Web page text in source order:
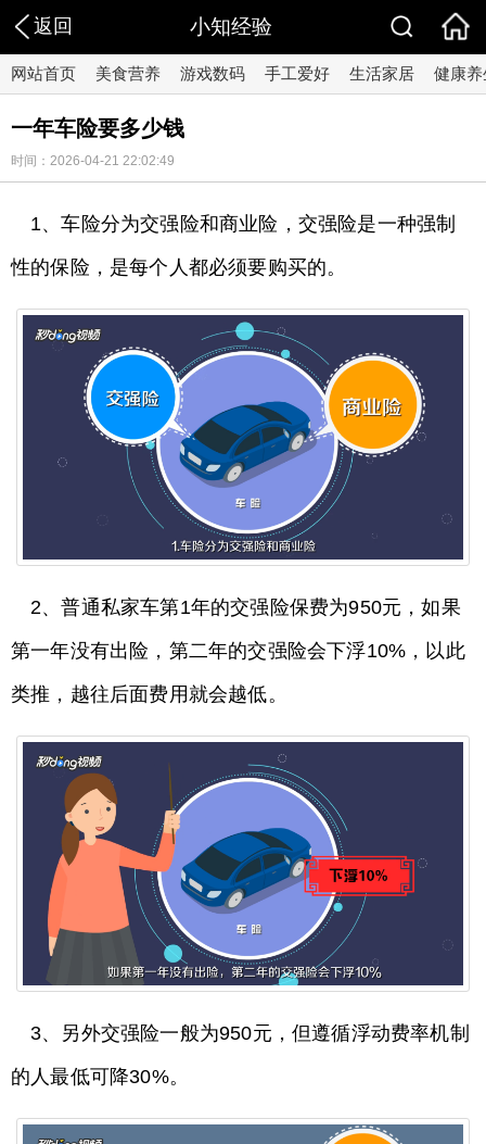
返回 小知经验
网站首页 美食营养 游戏数码 手工爱好 生活家居 健康养
一年车险要多少钱
时间：2026-04-21 22:02:49
1、车险分为交强险和商业险，交强险是一种强制
性的保险，是每个人都必须要购买的。
2、普通私家车第1年的交强险保费为950元，如果
第一年没有出险，第二年的交强险会下浮10%，以此
类推，越往后面费用就会越低。
3、另外交强险一般为950元，但遵循浮动费率机制
的人最低可降30%。